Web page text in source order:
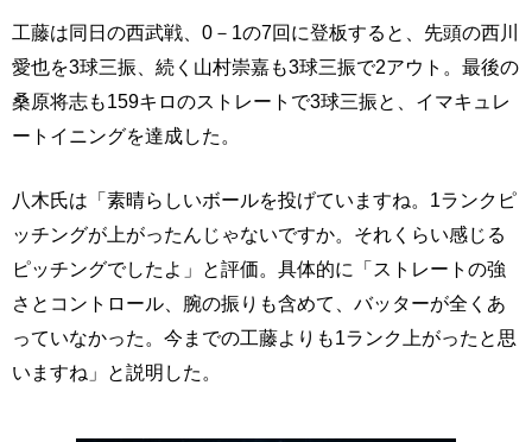
工藤は同日の西武戦、0－1の7回に登板すると、先頭の西川
愛也を3球三振、続く山村崇嘉も3球三振で2アウト。最後の
桑原将志も159キロのストレートで3球三振と、イマキュレ
ートイニングを達成した。
八木氏は「素晴らしいボールを投げていますね。1ランクピ
ッチングが上がったんじゃないですか。それくらい感じる
ピッチングでしたよ」と評価。具体的に「ストレートの強
さとコントロール、腕の振りも含めて、バッターが全くあ
っていなかった。今までの工藤よりも1ランク上がったと思
いますね」と説明した。